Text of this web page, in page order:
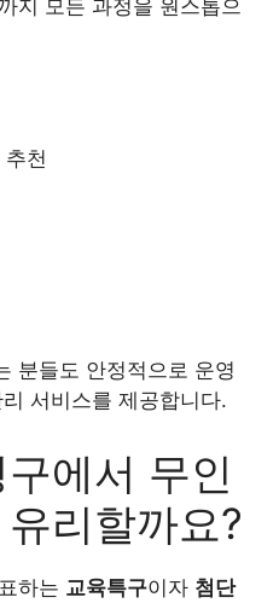
지 모든 과정을 원스톱으
천
분들도 안정적으로 운영
서비스를 제공합니다.
에서 무인
리할까요?
하는 교육특구이자 첨단